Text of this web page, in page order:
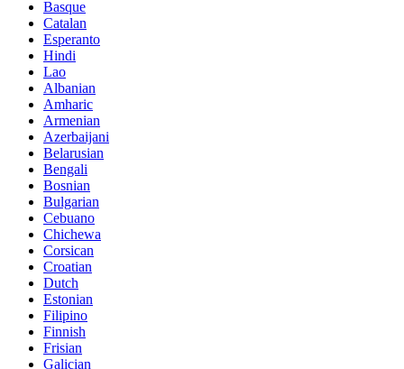
Basque
Catalan
Esperanto
Hindi
Lao
Albanian
Amharic
Armenian
Azerbaijani
Belarusian
Bengali
Bosnian
Bulgarian
Cebuano
Chichewa
Corsican
Croatian
Dutch
Estonian
Filipino
Finnish
Frisian
Galician